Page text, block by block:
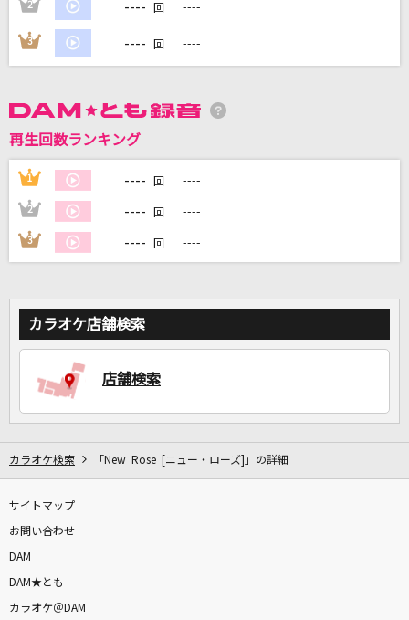
カラオケ最新情報をチェック！
2 ---- 回 ----
3 ---- 回 ----
再生回数ランキング
1 ---- 回 ----
2 ---- 回 ----
3 ---- 回 ----
カラオケ店舗検索
店舗検索
カラオケ検索 「New Rose [ニュー・ローズ]」の詳細
サイトマップ
お問い合わせ
DAM
DAM★とも
カラオケ＠DAM